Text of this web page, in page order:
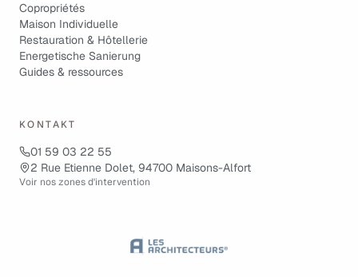
Copropriétés
Maison Individuelle
Restauration & Hôtellerie
Energetische Sanierung
Guides & ressources
KONTAKT
01 59 03 22 55
2 Rue Etienne Dolet, 94700 Maisons-Alfort
Voir nos zones d'intervention